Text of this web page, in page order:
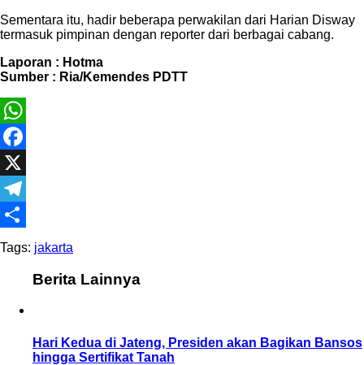
Sementara itu, hadir beberapa perwakilan dari Harian Disway
termasuk pimpinan dengan reporter dari berbagai cabang.
Laporan : Hotma
Sumber : Ria/Kemendes PDTT
WhatsApp
Facebook
X
Telegram
Share
Tags: jakarta
Berita Lainnya
Hari Kedua di Jateng, Presiden akan Bagikan Bansos
hingga Sertifikat Tanah